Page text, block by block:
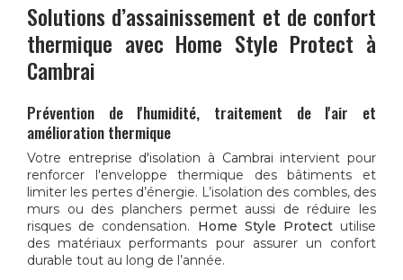
Solutions d’assainissement et de confort
thermique avec Home Style Protect à
Cambrai
Prévention de l'humidité, traitement de l'air et
amélioration thermique
Votre entreprise d'isolation à Cambrai intervient pour
renforcer l'enveloppe thermique des bâtiments et
limiter les pertes d’énergie. L’isolation des combles, des
murs ou des planchers permet aussi de réduire les
risques de condensation. Home Style Protectutilise
des matériaux performants pour assurer un confort
durable tout au long de l’année.